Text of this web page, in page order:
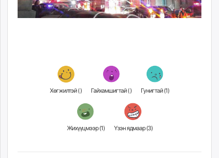
Хөгжилтэй () Гайхамшигтай () Гунигтай (1)
Жихүүцмээр (1) Үзэн ядмаар (3)